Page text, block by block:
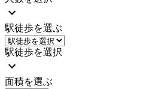
駅徒歩を選ぶ
駅徒歩を選択
面積を選ぶ